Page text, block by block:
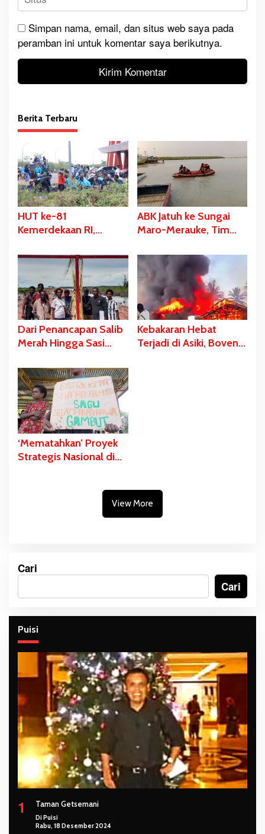
Simpan nama, email, dan situs web saya pada
peramban ini untuk komentar saya berikutnya.
Berita Terbaru
HUT ke-81
Kemerdekaan RI,
Dijadikan Tempat
Pengibaran Bendera
Merah Putih
ABK Jatuh ke Sungai
Maro-Merauke, Tim
Pencarian
Dari Penancapan Salib
Merah Hingga Sasi
Penolakan PSN
Kebakaran Hebat
Terjadi di Asiki, Boven
‘Mematahkan’ Proyek
Strategis Nasional di
View More
Cari
Cari
Puisi
1 Taman Getsemani
Di Puisi
Rabu, 18 Desember 2024